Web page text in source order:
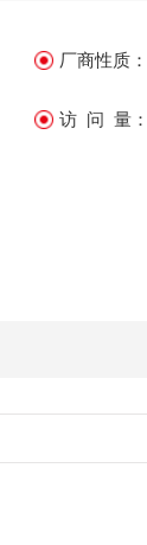
厂商性质：
访 问 量：